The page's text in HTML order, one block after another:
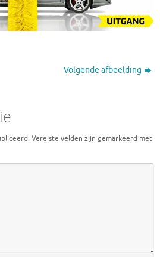
Volgende afbeelding
Vereiste velden zijn gemarkeerd met